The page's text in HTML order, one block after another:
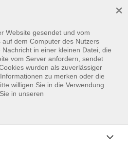
Website gesendet und vom
dem Computer des Nutzers
in einer kleinen Datei, die
vom Server anfordern, sendet
wurden als zuverlässiger
zu merken oder die
willigen Sie in die Verwendung
in unseren
×